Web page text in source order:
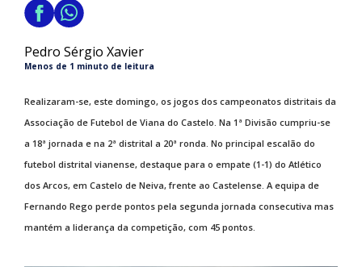
Pedro Sérgio Xavier
Menos de 1 minuto de leitura
Realizaram-se, este domingo, os jogos dos campeonatos distritais da
Associação de Futebol de Viana do Castelo. Na 1ª Divisão cumpriu-se
a 18ª jornada e na 2ª distrital a 20ª ronda. No principal escalão do
futebol distrital vianense, destaque para o empate (1-1) do Atlético
dos Arcos, em Castelo de Neiva, frente ao Castelense. A equipa de
Fernando Rego perde pontos pela segunda jornada consecutiva mas
mantém a liderança da competição, com 45 pontos.